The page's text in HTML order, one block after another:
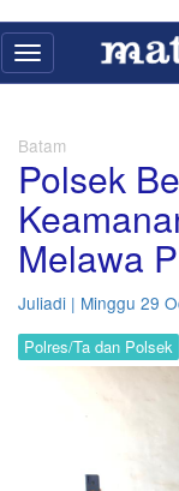
Toggle
navigation
Batam
Polsek
Melawa
Juliadi | Minggu 29
Polres/Ta dan Polsek